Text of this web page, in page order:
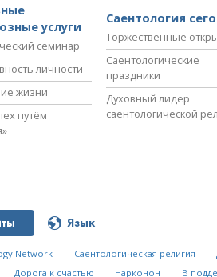
услуги
семинар
личности
жизни
путём
Саентология
Торжественные
Саентологические
праздники
Духовный лидер
саентологической
Язык
Network Саентологическая религия
Дорога к счастью Нарконон В